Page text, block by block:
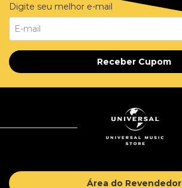
Digite seu melhor e-mail
Receber Cupom
Área do Revendedor